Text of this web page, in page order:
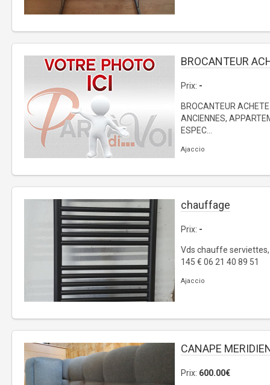
BROCANTEUR
Prix: -
BROCANTEUR
ANCIENNES,
ESPEC...
Ajaccio
chauffage
Prix: -
Vds chauffe serviettes,
145 € 06 21 40 89 51
Ajaccio
CANAPE
Prix: 600.00€